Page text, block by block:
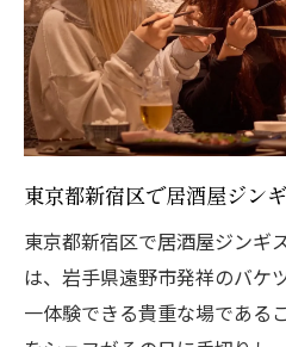
東京都新宿区で居酒屋ジン
東京都新宿区で居酒屋ジンギ
は、岩手県遠野市発祥のバケ
一体験できる貴重な場である